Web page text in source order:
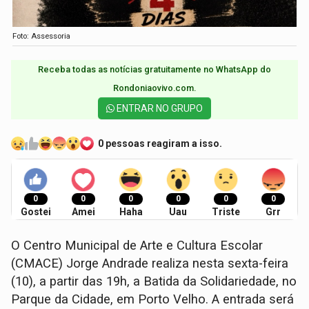
Foto: Assessoria
Receba todas as notícias gratuitamente no WhatsApp do
Rondoniaovivo.com.​
ENTRAR NO GRUPO
0 pessoas reagiram a isso.
0
Gostei
0
Amei
0
Haha
0
Uau
0
Triste
0
Grr
O Centro Municipal de Arte e Cultura Escolar
(CMACE) Jorge Andrade realiza nesta sexta-feira
(10), a partir das 19h, a Batida da Solidariedade, no
Parque da Cidade, em Porto Velho. A entrada será